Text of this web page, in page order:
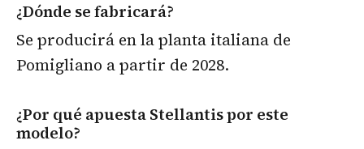
¿Dónde se fabricará?
Se producirá en la planta italiana de
Pomigliano a partir de 2028.
¿Por qué apuesta Stellantis por este
modelo?